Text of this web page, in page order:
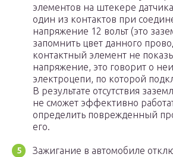
элементов на штекере
один из контактов при
напряжение 12 вольт (это
запомнить цвет данного
контактный элемент не
напряжение, это говорит о
электроцепи, по которой
В результате отсутствия
не сможет эффективно
определить поврежденный
его.
Зажигание в автомобиле